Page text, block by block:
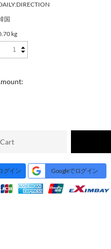
国
kg
Cart
グイン Googleでログイン